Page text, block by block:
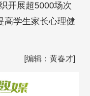
开展超5000场次
高学生家长心理健
[编辑：黄春才]